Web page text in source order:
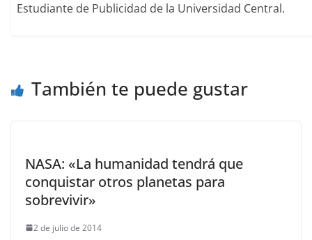
Estudiante de Publicidad de la Universidad Central.
También te puede gustar
NASA: «La humanidad tendrá que
conquistar otros planetas para
sobrevivir»
2 de julio de 2014